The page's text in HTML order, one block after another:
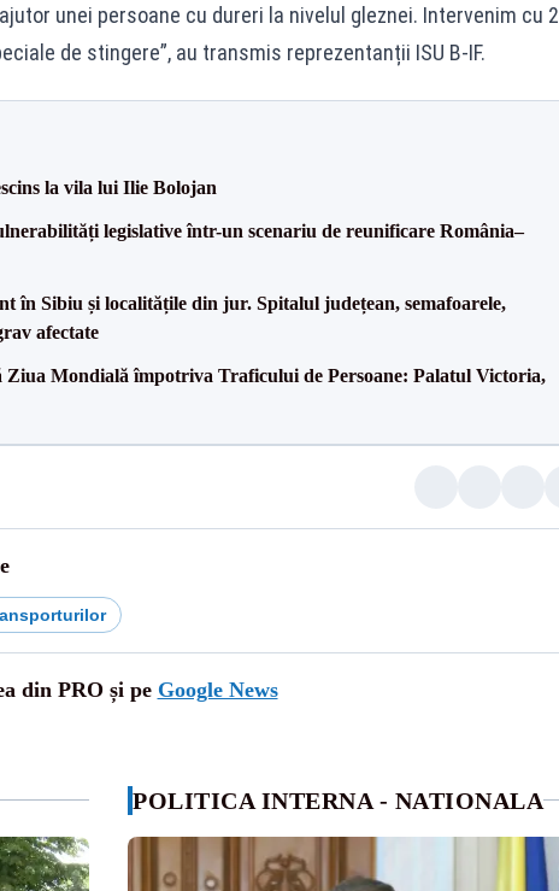
unei persoane cu dureri la nivelul gleznei. Intervenim cu 2
de stingere”, au transmis reprezentanții ISU B-IF.
la vila lui Ilie Bolojan
legislative într-un scenariu de reunificare România–
în Sibiu și localitățile din jur. Spitalul județean, semafoarele,
afectate
Ziua Mondială împotriva Traficului de Persoane: Palatul Victoria,
din PRO și pe Google News
POLITICA INTERNA - NATIONALA